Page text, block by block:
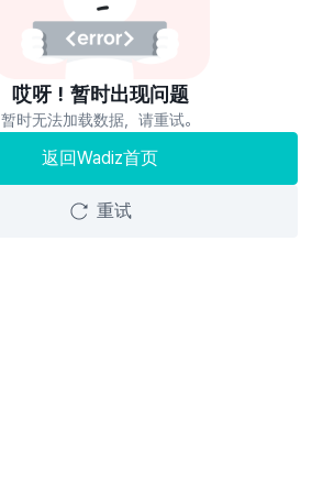
哎呀！暂时出现问题
暂时无法加载数据，请重试。
返回Wadiz首页
重试